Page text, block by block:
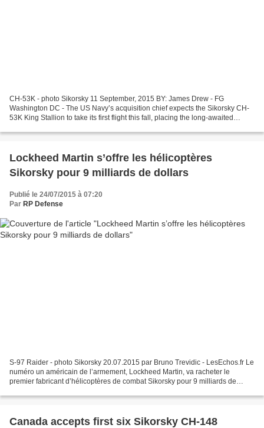
CH-53K - photo Sikorsky 11 September, 2015 BY: James Drew - FG
Washington DC - The US Navy’s acquisition chief expects the Sikorsky CH-
53K King Stallion to take its first flight this fall, placing the long-awaited
Lockheed Martin s’offre les hélicoptères
Sikorsky pour 9 milliards de dollars
Publié le 24/07/2015 à 07:20
Par RP Defense
S-97 Raider - photo Sikorsky 20.07.2015 par Bruno Trevidic - LesEchos.fr Le
numéro un américain de l’armement, Lockheed Martin, va racheter le
premier fabricant d’hélicoptères de combat Sikorsky pour 9 milliards de
Canada accepts first six Sikorsky CH-148